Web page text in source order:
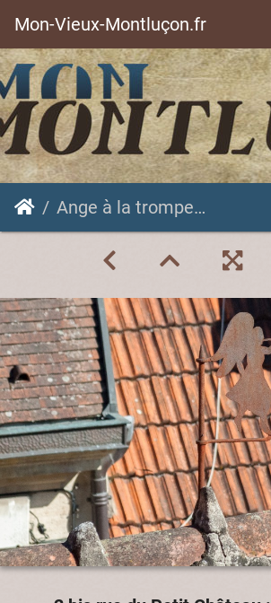
Mon-Vieux-Montluçon.fr
Ange à la trompette